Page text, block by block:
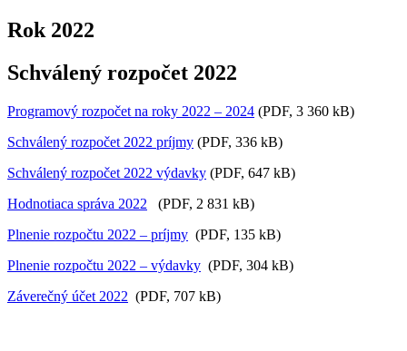
Rok 2022
Schválený rozpočet 2022
Programový rozpočet na roky 2022 – 2024 (PDF, 3 360 kB)
Schválený rozpočet 2022 príjmy (PDF, 336 kB)
Schválený rozpočet 2022 výdavky (PDF, 647 kB)
Hodnotiaca správa 2022 (PDF, 2 831 kB)
Plnenie rozpočtu 2022 – príjmy (PDF, 135 kB)
Plnenie rozpočtu 2022 – výdavky (PDF, 304 kB)
Záverečný účet 2022 (PDF, 707 kB)